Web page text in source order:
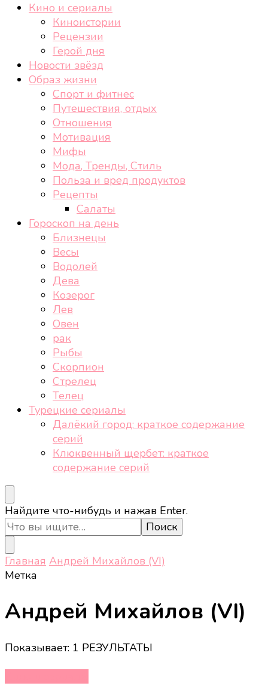
cheek-look.ru
Женский сайт о звездах и кино, а также трендах,
здоровом образе жизни, спорте, стиле, отдыхе и
Кино и сериалы
Киноистории
Рецензии
Герой дня
Новости звёзд
Образ жизни
Спорт и фитнес
Путешествия, отдых
Отношения
Мотивация
Мифы
Мода, Тренды, Стиль
Польза и вред продуктов
Рецепты
Салаты
Гороскоп на день
Близнецы
Весы
Водолей
Дева
Козерог
Лев
Овен
рак
Рыбы
Скорпион
Стрелец
Телец
Турецкие сериалы
Далёкий город: краткое содержание
серий
Клюквенный щербет: краткое
содержание серий
Ищите
что-
то?
Найдите что-нибудь и нажав Enter.
Главная Андрей Михайлов (VI)
Метка
Андрей Михайлов (VI)
Показывает: 1 РЕЗУЛЬТАТЫ